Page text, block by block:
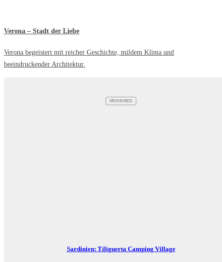
Verona – Stadt der Liebe
Verona begeistert mit reicher Geschichte, mildem Klima und
beeindruckender Architektur.
SPONSORED
Sardinien: Tiliguerta Camping Village